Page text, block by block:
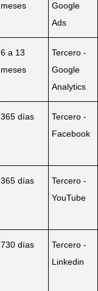
meses
Google
Ads
6 a 13
meses
Tercero -
Google
Analytics
365 días
Tercero -
Facebook
365 días
Tercero -
YouTube
730 días
Tercero -
Linkedin